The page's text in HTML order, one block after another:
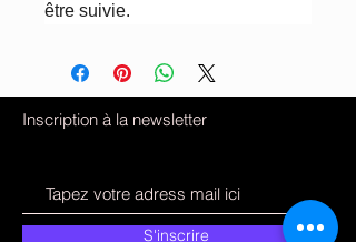
être suivie.
Inscription à la newsletter
S'inscrire